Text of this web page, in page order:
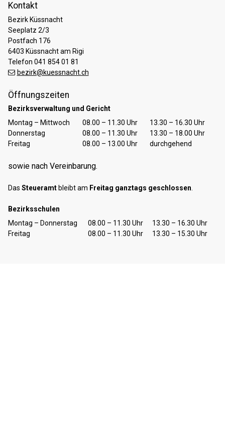
Kontakt
Bezirk Küssnacht
Seeplatz 2/3
Postfach 176
6403 Küssnacht am Rigi
Telefon 041 854 01 81
bezirk@kuessnacht.ch
Öffnungszeiten
Bezirksverwaltung und Gericht
TagÖffnungszeiten Vormittag Öffnungszeiten Nachmittag
Montag – Mittwoch 08.00 – 11.30 Uhr
13.30 – 16.30 Uhr
Donnerstag
08.00 – 11.30 Uhr
13.30 – 18.00 Uhr
Freitag
08.00 – 13.00 Uhr durchgehend
sowie nach Vereinbarung.
Das Steueramt bleibt am Freitag ganztags geschlossen
Bezirksschulen
TagÖffnungszeiten Vormittag Öffnungszeiten Nachmittag
Montag – Donnerstag 08.00 – 11.30 Uhr
13.30 – 16.30 Uhr
Freitag
08.00 – 11.30 Uhr 13.30 – 15.30 Uhr